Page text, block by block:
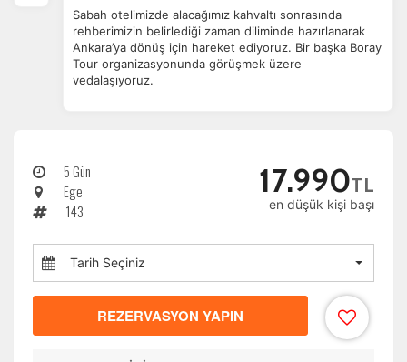
Sabah otelimizde alacağımız kahvaltı sonrasında
rehberimizin belirlediği zaman diliminde hazırlanarak
Ankara’ya dönüş için hareket ediyoruz. Bir başka Boray
Tour organizasyonunda görüşmek üzere
vedalaşıyoruz.
5 Gün
Ege
143
17.990TL
en düşük kişi başı
Tarih Seçiniz
REZERVASYON YAPIN